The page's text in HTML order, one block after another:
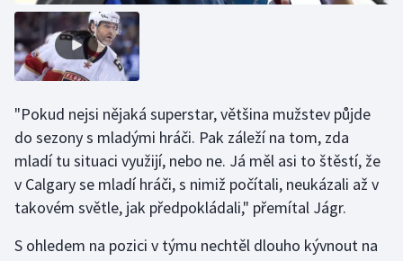
"Pokud nejsi nějaká superstar, většina mužstev půjde
do sezony s mladými hráči. Pak záleží na tom, zda
mladí tu situaci využijí, nebo ne. Já měl asi to štěstí, že
v Calgary se mladí hráči, s nimiž počítali, neukázali až v
takovém světle, jak předpokládali," přemítal Jágr.
S ohledem na pozici v týmu nechtěl dlouho kývnout na